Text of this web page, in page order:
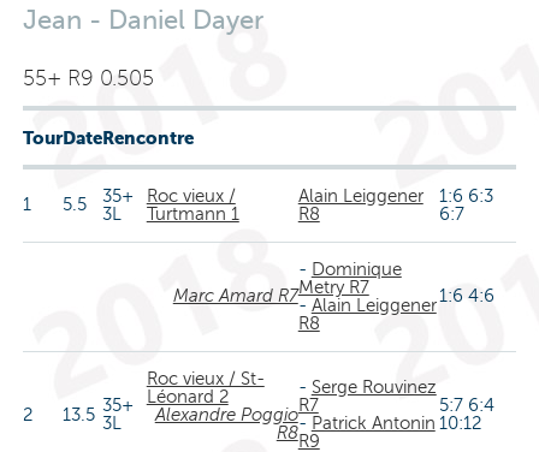
Jean - Daniel Dayer
55+ R9 0.505
TourDateRencontre
1 5.5
35+
3L
Roc vieux /
Turtmann 1
Alain Leiggener
R8
1:6 6:3
6:7
Marc Amard R7
- Dominique
Metry R7
- Alain Leiggener
R8
1:6 4:6
2 13.5 35+
3L
Roc vieux / St-
Léonard 2
Alexandre Poggio
R8
- Serge Rouvinez
R7
- Patrick Antonin
R9
5:7 6:4
10:12